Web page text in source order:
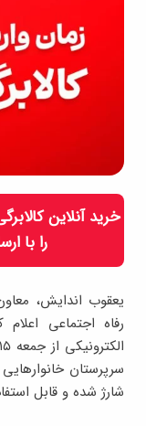
خرید آنلاین
را با
یعقوب اندایش،
رفاه اجتماعی
سرپرستان
شارژ شده و قابل